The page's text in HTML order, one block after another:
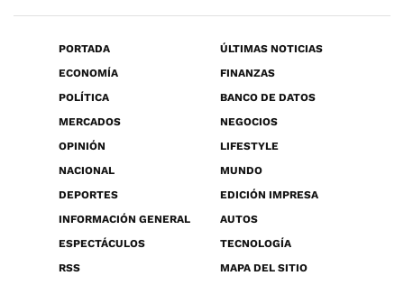
PORTADA
ÚLTIMAS NOTICIAS
ECONOMÍA
FINANZAS
POLÍTICA
BANCO DE DATOS
MERCADOS
NEGOCIOS
OPINIÓN
LIFESTYLE
NACIONAL
MUNDO
DEPORTES
EDICIÓN IMPRESA
INFORMACIÓN GENERAL
AUTOS
ESPECTÁCULOS
TECNOLOGÍA
RSS
MAPA DEL SITIO